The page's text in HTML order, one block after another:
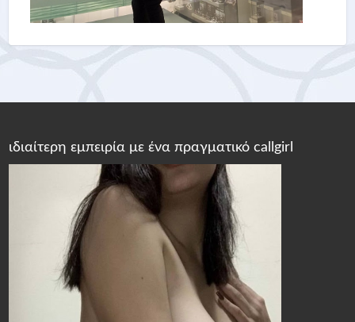
ιδιαίτερη εμπειρία με ένα πραγματικό callgirl